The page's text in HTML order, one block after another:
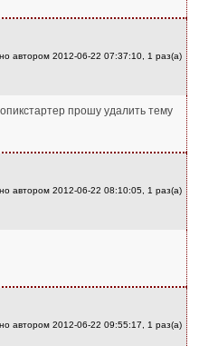
автором 2012-06-22 07:37:10, 1 раз(а)
прошу удалить тему
автором 2012-06-22 08:10:05, 1 раз(а)
автором 2012-06-22 09:55:17, 1 раз(а)